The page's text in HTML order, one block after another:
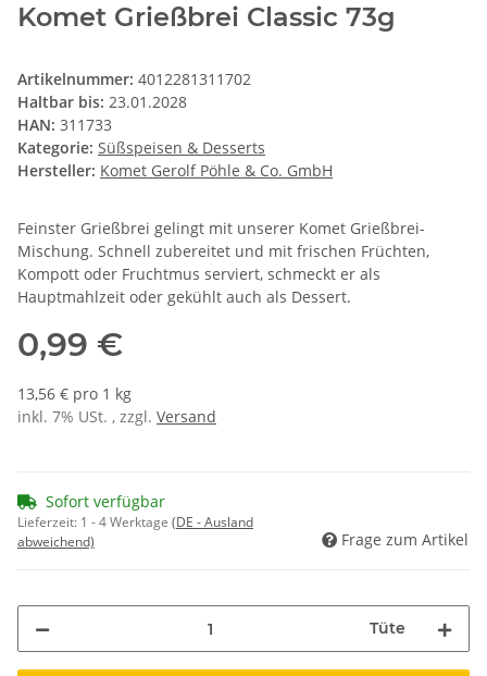
Komet Grießbrei Classic 73g
Artikelnummer: 4012281311702
Haltbar bis: 23.01.2028
HAN: 311733
Kategorie: Süßspeisen & Desserts
Hersteller: Komet Gerolf Pöhle & Co. GmbH
Feinster Grießbrei gelingt mit unserer Komet Grießbrei-
Mischung. Schnell zubereitet und mit frischen Früchten,
Kompott oder Fruchtmus serviert, schmeckt er als
Hauptmahlzeit oder gekühlt auch als Dessert.
0,99 €
13,56 € pro 1 kg
inkl. 7% USt. , zzgl. Versand
Sofort verfügbar
Lieferzeit: 1 - 4 Werktage (DE - Ausland
abweichend)
Frage zum Artikel
Tüte